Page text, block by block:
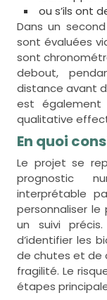
ou s’ils ont
Dans un
sont évaluées
sont
debout,
distance avant
est également
qualitative
En quoi
Le projet se
prognostic
interprétable
personnaliser
un suivi
d’identifier les
de chutes et de
fragilité. Le
étapes